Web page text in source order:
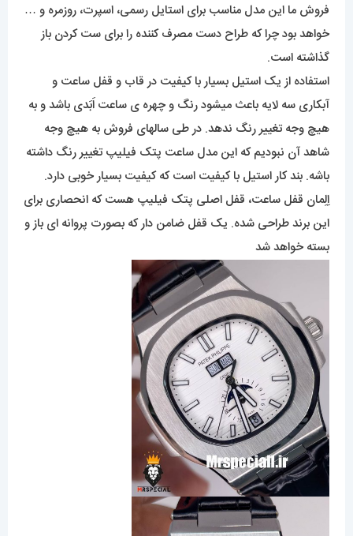
فروش ما این مدل مناسب برای استایل رسمی، اسپرت، روزمره و …
خواهد بود چرا که طراح دست مصرف کننده را برای ست کردن باز
گذاشته است.
استفاده از یک استیل بسیار با کیفیت در قاب و قفل ساعت و
آبکاری سه لایه باعث میشود رنگ و چهره ی ساعت اَبَدی باشد و به
هیچ وجه تغییر رنگ ندهد. در طی سالهای فروش به هیچ وجه
شاهد آن نبودیم که این مدل ساعت پتک فیلیپ تغییر رنگ داشته
باشه. بند کار استیل با کیفیت است که کیفیت بسیار خوبی دارد.
اِلِمان قفل ساعت، قفل اصلی پتک فیلیپ هست که انحصاری برای
این برند طراحی شده. یک قفل ضامن دار که بصورت پروانه ای باز و
بسته خواهد شد